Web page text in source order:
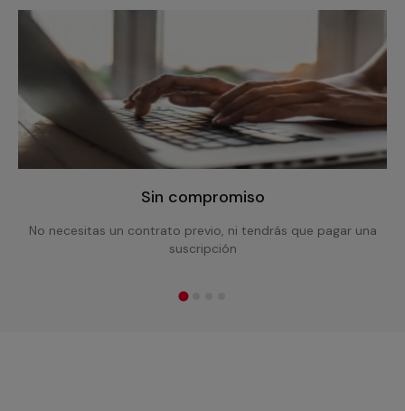
Sin compromiso
No necesitas un contrato previo, ni tendrás que pagar una
suscripción